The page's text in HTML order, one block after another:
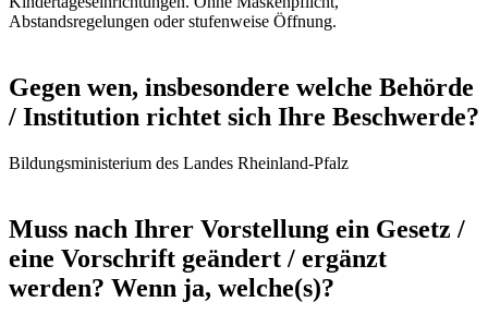
Abstandsregelungen oder stufenweise Öffnung.
Gegen wen, insbesondere welche Behörde
/ Institution richtet sich Ihre Beschwerde?
Bildungsministerium des Landes Rheinland-Pfalz
Muss nach Ihrer Vorstellung ein Gesetz /
eine Vorschrift geändert / ergänzt
werden? Wenn ja, welche(s)?